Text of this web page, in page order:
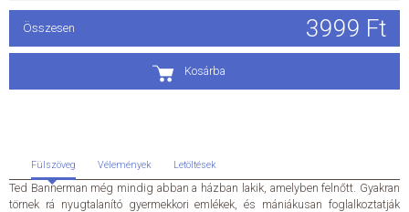
Kosárba
Összesen 3999 Ft
Fülszöveg Vélemények Letöltések
Ted Bannerman még mindig abban a házban lakik, amelyben felnőtt. Gyakran
törnek rá nyugtalanító gyermekkori emlékek, és mániákusan foglalkoztatják
ÁLTALÁNOS SZERZŐDÉSI FELTÉTELEK
ADATKEZELÉSI ÉS ADATVÉDELMI SZABÁLYZAT